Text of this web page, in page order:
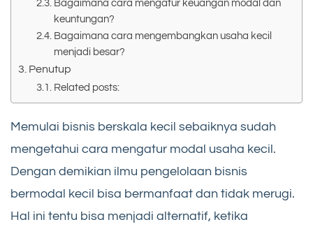
Bagaimana cara mengatur keuangan modal dan
keuntungan?
Bagaimana cara mengembangkan usaha kecil
menjadi besar?
Penutup
Related posts:
Memulai bisnis berskala kecil sebaiknya sudah
mengetahui cara mengatur modal usaha kecil.
Dengan demikian ilmu pengelolaan bisnis
bermodal kecil bisa bermanfaat dan tidak merugi.
Hal ini tentu bisa menjadi alternatif, ketika